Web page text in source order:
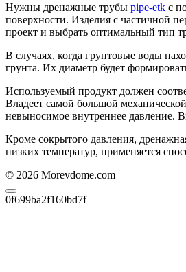
Нужны дренажные трубы pipe-etk с
поверхности. Изделия с частичной
проект и выбрать оптимальный тип
В случаях, когда грунтовые воды
грунта. Их диаметр будет
Используемый продукт должен
Владеет самой большой
невыносимое внутреннее давление.
Кроме сокрытого давления,
низких температур, применяется
© 2026 Morevdome.com
0f699ba2f160bd7f